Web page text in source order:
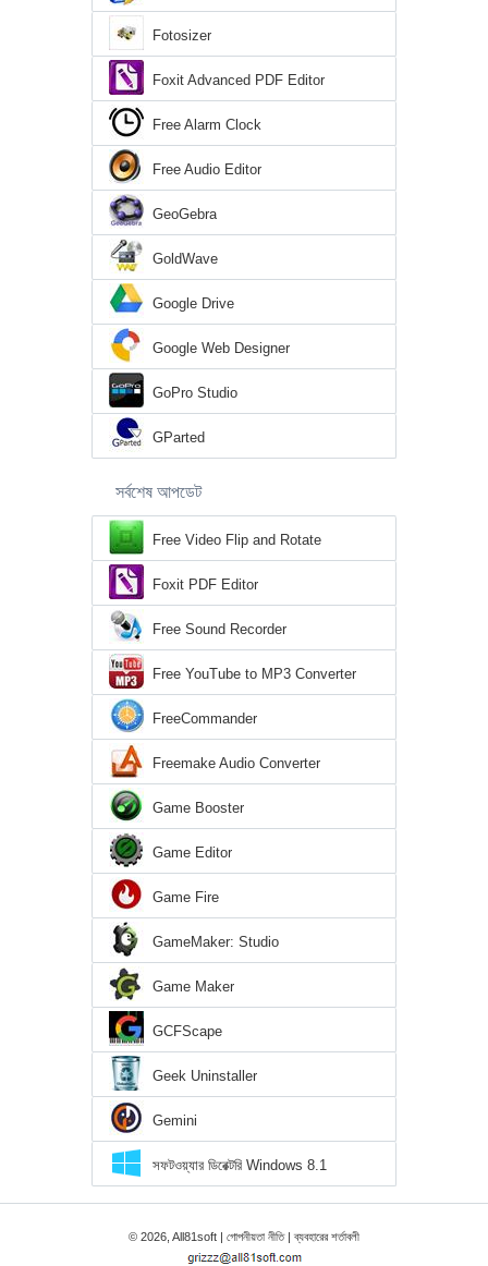
Fotosizer
Foxit Advanced PDF Editor
Free Alarm Clock
Free Audio Editor
GeoGebra
GoldWave
Google Drive
Google Web Designer
GoPro Studio
GParted
সর্বশেষ আপডেট
Free Video Flip and Rotate
Foxit PDF Editor
Free Sound Recorder
Free YouTube to MP3 Converter
FreeCommander
Freemake Audio Converter
Game Booster
Game Editor
Game Fire
GameMaker: Studio
Game Maker
GCFScape
Geek Uninstaller
Gemini
সফটওয়্যার ডিরেক্টরি Windows 8.1
© 2026, All81soft | গোপনীয়তা নীতি|ব্যবহারের শর্তাবলী